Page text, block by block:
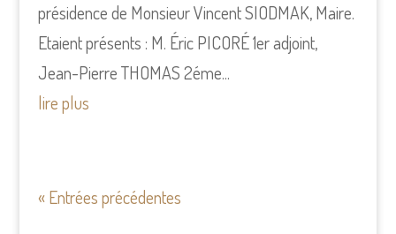
présidence de Monsieur Vincent SIODMAK, Maire.
Etaient présents : M. Éric PICORÉ 1er adjoint,
Jean-Pierre THOMAS 2éme...
lire plus
« Entrées précédentes